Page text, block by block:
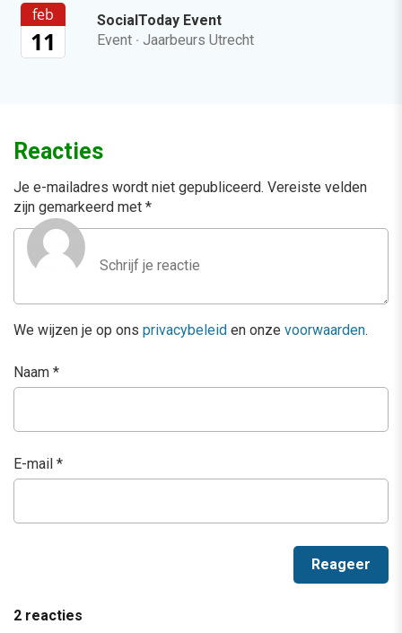
feb
11
SocialToday Event
Event · Jaarbeurs Utrecht
Reacties
Je e-mailadres wordt niet gepubliceerd. Vereiste velden
zijn gemarkeerd met *
We wijzen je op ons privacybeleid en onze voorwaarden.
Naam *
E-mail *
2 reacties